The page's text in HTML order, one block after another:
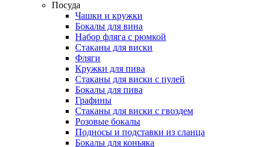
Посуда
Чашки и кружки
Бокалы для вина
Набор фляга с рюмкой
Стаканы для виски
Фляги
Кружки для пива
Стаканы для виски с пулей
Бокалы для пива
Графины
Стаканы для виски с гвоздем
Розовые бокалы
Подносы и подставки из сланца
Бокалы для коньяка